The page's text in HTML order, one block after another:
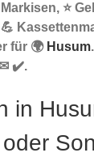
⭐
für 🌍 Husum
✉ ✔️.
in